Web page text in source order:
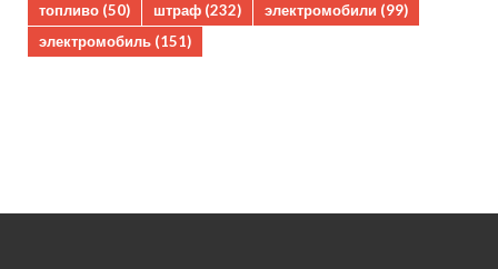
топливо (50) штраф (232) электромобили (99)
электромобиль (151)